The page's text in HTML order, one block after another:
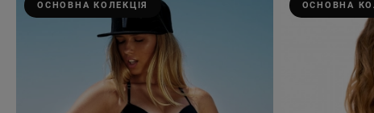
ОСНОВНА КОЛЕКЦІЯ ОСНОВНА